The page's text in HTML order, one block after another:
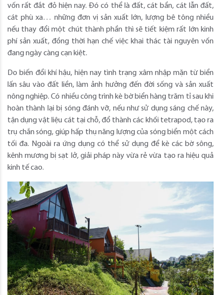
vốn rất đắt đỏ hiện nay. Đó có thể là đất, cát bẩn, cát lẫn đất,
cát phù xa… những đơn vị sản xuất lớn, lượng bê tông nhiều
nếu thay đổi một chút thành phần thì sẽ tiết kiệm rất lớn kinh
phí sản xuất, đồng thời hạn chế việc khai thác tài nguyên vốn
đang ngày càng cạn kiệt.
Do biến đổi khí hậu, hiện nay tình trạng xâm nhập mặn từ biển
lấn sâu vào đất liền, làm ảnh hưởng đến đời sống và sản xuất
nông nghiệp. Có nhiều công trình kè bờ biển hàng trăm tỉ sau khi
hoàn thành lại bị sóng đánh vỡ, nếu như sử dụng sáng chế này,
tận dụng vật liệu cát tại chỗ, đổ thành các khối tetrapod, tạo ra
trụ chắn sóng, giúp hấp thụ năng lượng của sóng biển một cách
tối đa. Ngoài ra ứng dụng có thể sử dụng để kè các bờ sông,
kênh mương bị sạt lở, giải pháp này vừa rẻ vừa tạo ra hiệu quả
kinh tế cao.